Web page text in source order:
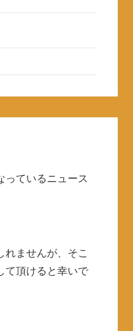
っているニュース
れませんが、そこ
て頂けると幸いで